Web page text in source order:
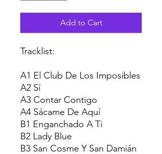
Add to Cart
Tracklist:
A1 El Club De Los Imposibles
A2 Sí
A3 Contar Contigo
A4 Sácame De Aquí
B1 Enganchado A Ti
B2 Lady Blue
B3 San Cosme Y San Damián